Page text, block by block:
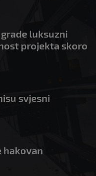
luksuzni
projekta skoro
svjesni
hakovan